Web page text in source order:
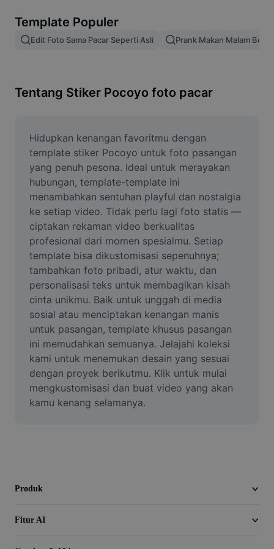
Gabung gambar
Ubah Ukuran Gambar
Pembuat Meme
AI Text Remover
AI People Remover
AI Inpainting
Face Cutout
Video
Hapus latar belakang video
Tingkatkan kualitas
Editor Video
Pangkas Video
Tambahkan Subtitle ke Video
Template Populer
Edit Foto Sama Pacar Seperti Asli Prank Makan Malam
Tentang Stiker Pocoyo foto pacar
Hidupkan kenangan favoritmu dengan
template stiker Pocoyo untuk foto pasangan
yang penuh pesona. Ideal untuk merayakan
hubungan, template-template ini
menambahkan sentuhan playful dan nostalgia
ke setiap video. Tidak perlu lagi foto statis —
ciptakan rekaman video berkualitas
profesional dari momen spesialmu. Setiap
template bisa dikustomisasi sepenuhnya;
tambahkan foto pribadi, atur waktu, dan
personalisasi teks untuk membagikan kisah
cinta unikmu. Baik untuk unggah di media
sosial atau menciptakan kenangan manis
untuk pasangan, template khusus pasangan
ini memudahkan semuanya. Jelajahi koleksi
kami untuk menemukan desain yang sesuai
dengan proyek berikutmu. Klik untuk mulai
mengkustomisasi dan buat video yang akan
kamu kenang selamanya.
Produk
Fitur AI